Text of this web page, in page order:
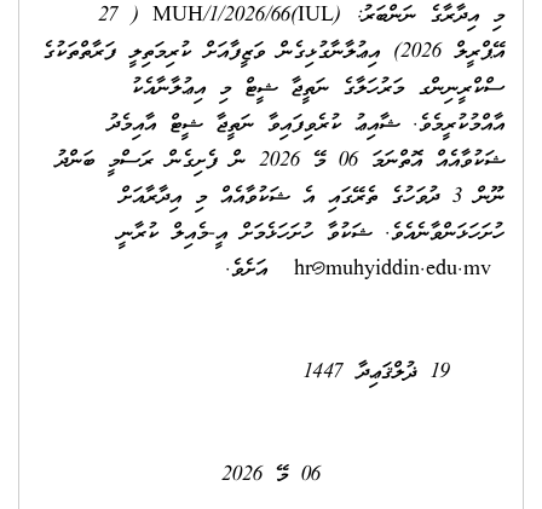
މި އިދާރާގެ ނަންބަރު: (IUL)MUH/1/2026/66 ( 27
އޭޕްރީލް 2026) އިޢުލާނާގުޅިގެން ވަޒީފާއަށް ކުރިމަތިލީ ފަރާތްތަކުގެ
ސްކްރީނިންގ މަރުހަލާގެ ނަތީޖާ ޝީޓް މި އިޢުލާނާއެކު
އާއްމުކުރީމެވެ. ޝާއިޢު ކުރެވިފައިވާ ނަތީޖާ ޝީޓް އާއިމެދު
ޝަކުވާއެއް އޮތްނަމަ 06 މޭ 2026 ން ފެށިގެން ރަސްމީ ބަންދު
ނޫން 3 ދުވަހުގެ ތެރޭގައި އެ ޝަކުވާއެއް މި އިދާރާއަށް
ހުށަހަޅަންވާނެއެވެ. ޝަކުވާ ހުށަހަޅެމަށް އީ-މެއިލް ކުރާނީ
hr@muhyiddin.edu.mv އަށެވެ.
19 ޛުލްޤަޢިދާ 1447
06 މޭ 2026